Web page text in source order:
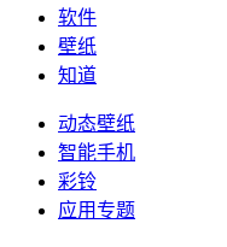
软件
壁纸
知道
动态壁纸
智能手机
彩铃
应用专题